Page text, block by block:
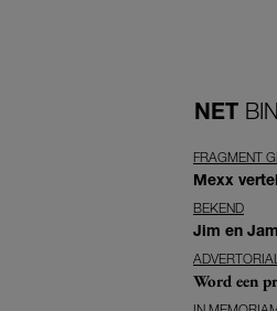
NET
FRAGMENT
Mexx
BEKEND
Jim en
Word een